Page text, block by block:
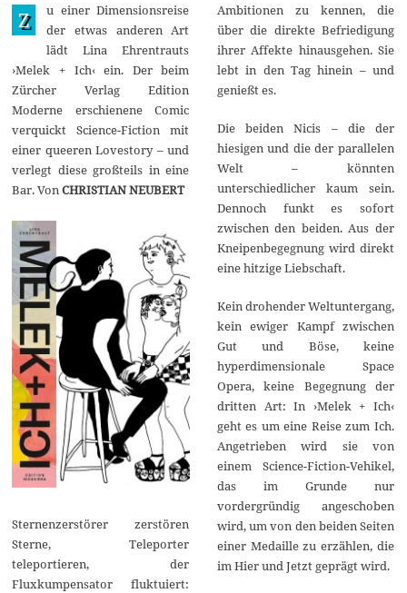
e
z
e
m
b
e
r
2
1
Z
u einer Dimensionsreise
der etwas anderen Art
lädt Lina Ehrentrauts
›Melek + Ich‹ ein. Der beim
Zürcher Verlag Edition
Moderne erschienene Comic
verquickt Science-Fiction mit
einer queeren Lovestory – und
verlegt diese großteils in eine
Bar. VonCHRISTIAN NEUBERT
Sternenzerstörer zerstören
Sterne, Teleporter
teleportieren, der
Fluxkumpensator fluktuiert:
Ambitionen zu kennen, die
über die direkte Befriedigung
ihrer Affekte hinausgehen. Sie
lebt in den Tag hinein – und
genießt es.
Die beiden Nicis – die der
hiesigen und die der parallelen
Welt – könnten
unterschiedlicher kaum sein.
Dennoch funkt es sofort
zwischen den beiden. Aus der
Kneipenbegegnung wird direkt
eine hitzige Liebschaft.
Kein drohender Weltuntergang,
kein ewiger Kampf zwischen
Gut und Böse, keine
hyperdimensionale Space
Opera, keine Begegnung der
dritten Art: In ›Melek + Ich‹
geht es um eine Reise zum Ich.
Angetrieben wird sie von
einem Science-Fiction-Vehikel,
das im Grunde nur
vordergründig angeschoben
wird, um von den beiden Seiten
einer Medaille zu erzählen, die
im Hier und Jetzt geprägt wird.